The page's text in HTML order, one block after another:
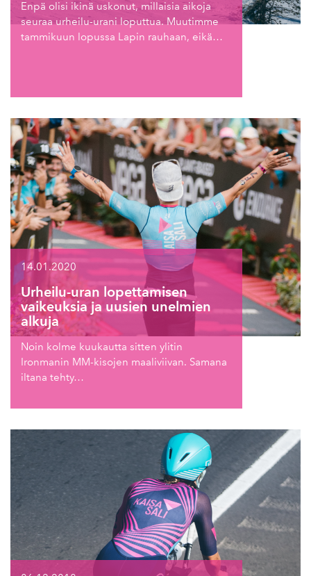
Enpä olisi ikinä uskonut, millaisia aikoja
seuraa urheilu-urani loputtua. Muutimme
tammikuun lopussa Lapin rauhaan, eikä…
14.01.2020
Urheilu-uran lopettamisen
vaikeuksia ja uusien unelmien
alkuja
Noin kolme kuukautta sitten ylitin
Ironmanin MM-kisojen maaliviivan. Samana
iltana tehty…